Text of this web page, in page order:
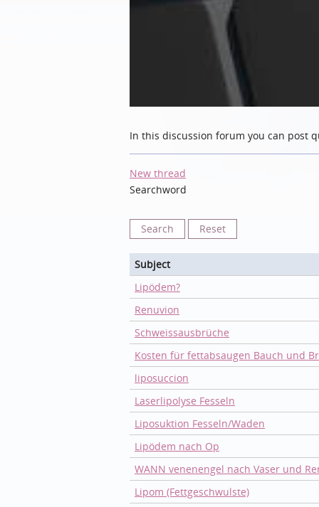
In this discussion forum you can post
New thread
Searchword
Reset
Subject
Lipödem?
Renuvion
Schweissausbrüche
Kosten für fettabsaugen Bauch und
liposuccion
Laserlipolyse Fesseln
Liposuktion Fesseln/Waden
Lipödem nach Op
WANN venenengel nach Vaser und
Lipom (Fettgeschwulste)